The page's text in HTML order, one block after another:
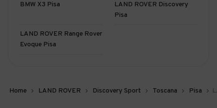
BMW X3 Pisa
LAND ROVER Discovery
Pisa
LAND ROVER Range Rover
Evoque Pisa
Home LAND ROVER Discovery Sport Toscana Pisa